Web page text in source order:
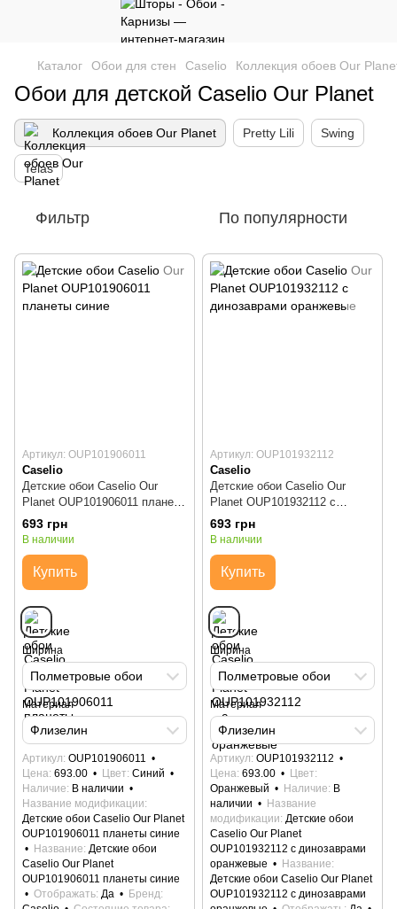
Каталог Обои для стен Caselio Коллекция обоев Our
Обои для детской Caselio Our Planet
Коллекция обоев Our Planet Pretty Lili Swing
Telas
Фильтр По популярности
Артикул: OUP101906011
Caselio
Детские обои Caselio Our
Planet OUP101906011 планеты
синие
693 грн
В наличии
Купить
Ширина
Полметровые обои
Материал
Флизелин
Артикул OUP101906011
Цена 693.00 Цвет Синий
Наличие
В наличии
Название модификации
Детские обои Caselio Our Planet
OUP101906011 планеты синие
Название Детские обои
Caselio Our Planet
OUP101906011 планеты синие
Отображать Да
Бренд
Артикул: OUP101932112
Caselio
Детские обои Caselio Our
Planet OUP101932112 с
динозаврами оранжевые
693 грн
В наличии
Купить
Ширина
Полметровые обои
Материал
Флизелин
Артикул OUP101932112
Цена 693.00
Цвет
Оранжевый
Наличие
В
наличии
Название
модификации Детские обои
Caselio Our Planet
OUP101932112 с динозаврами
оранжевые
Название
Детские обои Caselio Our Planet
OUP101932112 с динозаврами